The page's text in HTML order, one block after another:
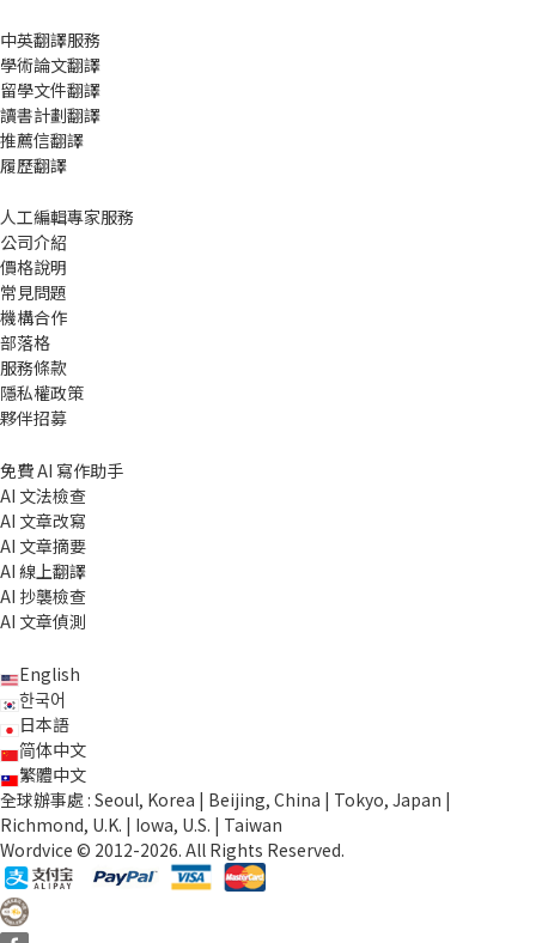
中英翻譯服務
學術論文翻譯
留學文件翻譯
讀書計劃翻譯
推薦信翻譯
履歷翻譯
人工編輯專家服務
公司介紹
價格說明
常見問題
機構合作
部落格
服務條款
隱私權政策
夥伴招募
免費 AI 寫作助手
AI 文法檢查
AI 文章改寫
AI 文章摘要
AI 線上翻譯
AI 抄襲檢查
AI 文章偵測
English
한국어
日本語
简体中文
繁體中文
全球辦事處 : Seoul, Korea | Beijing, China | Tokyo, Japan |
Richmond, U.K. | Iowa, U.S. | Taiwan
Wordvice © 2012-2026. All Rights Reserved.